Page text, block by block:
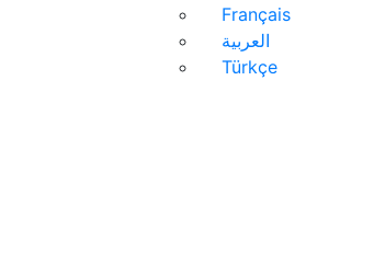
Français
العربية
Türkçe